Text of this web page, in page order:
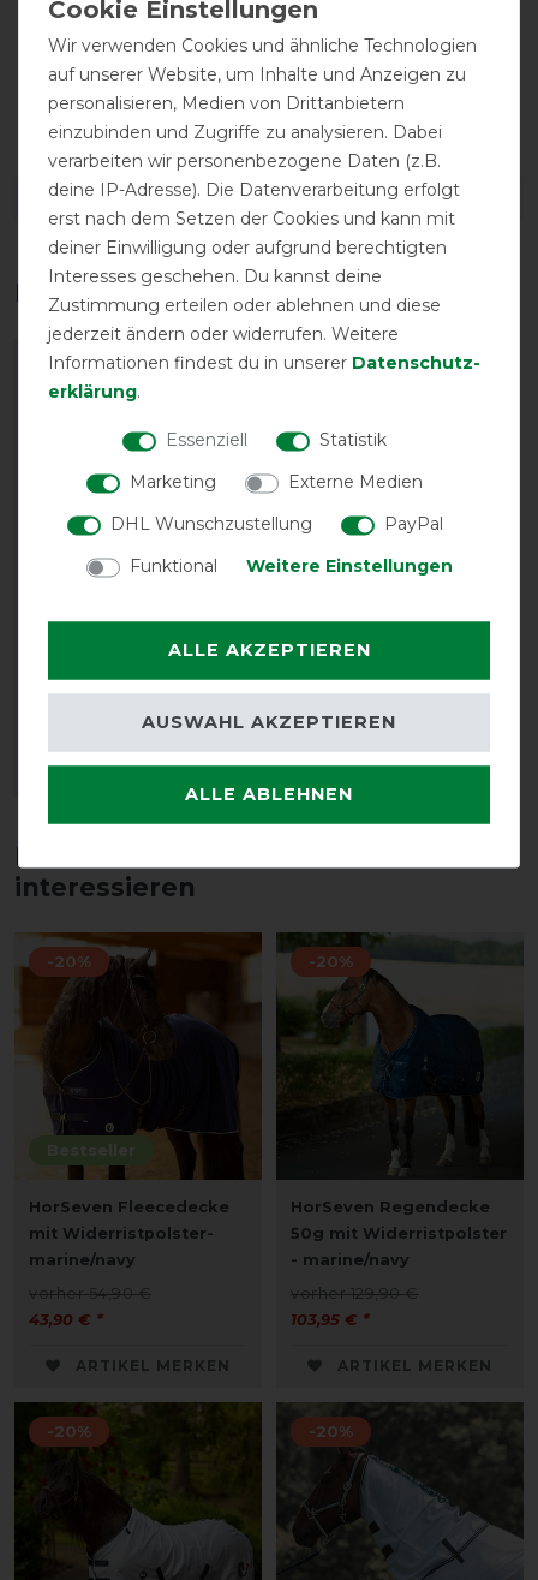
atmungsaktiv
DETAILS ZUR PRODUKTSICHERHEIT
Das perfekte Zubehör für dich
-10%
40,40 € *
Diese Produkte könnten dich auch
interessieren
Bestseller
-20%
HorSeven Fleecedecke
mit Widerristpolster-
marine/navy
vorher 54,90 €
43,90 € *
ARTIKEL MERKEN
-20%
HorSeven Regendecke
50g mit Widerristpolster
- marine/navy
vorher 129,90 €
103,95 € *
ARTIKEL MERKEN
-20% -20%
Wir verwenden Cookies und ähnliche Technologien
auf unserer Website, um Inhalte und Anzeigen zu
personalisieren, Medien von Drittanbietern
einzubinden und Zugriffe zu analysieren. Dabei
verarbeiten wir personenbezogene Daten (z.B.
deine IP-Adresse). Die Datenverarbeitung erfolgt
erst nach dem Setzen der Cookies und kann mit
deiner Einwilligung oder aufgrund berechtigten
Interesses geschehen. Du kannst deine
Zustimmung erteilen oder ablehnen und diese
jederzeit ändern oder widerrufen. Weitere
Informationen findest du in unserer Daten­schutz­
erklärung.
Essenziell
Statistik
Marketing
Externe Medien
DHL Wunschzustellung
PayPal
Funktional
Weitere Einstellungen
ALLE AKZEPTIEREN
ALLE ABLEHNEN
AUSWAHL AKZEPTIEREN